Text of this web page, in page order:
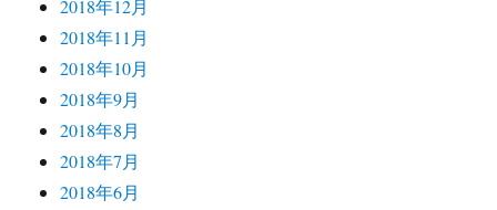
2018年12月
2018年11月
2018年10月
2018年9月
2018年8月
2018年7月
2018年6月